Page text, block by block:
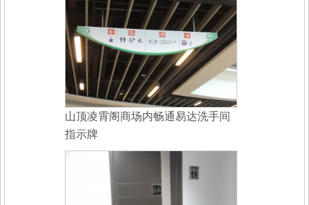
山顶凌霄阁商场内畅通易达洗手间
指示牌